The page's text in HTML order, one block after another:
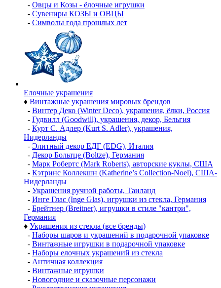
- Овцы и Козы - ёлочные игрушки
- Сувениры КОЗЫ и ОВЦЫ
- Символы года прошлых лет
Елочные украшения
♦ Винтажные украшения мировых брендов
- Винтер Деко (Winter Deco), украшения, ёлки, Россия
- Гудвилл (Goodwill), украшения, декор, Бельгия
- Курт С. Адлер (Kurt S. Adler), украшения,
Нидерланды
- Элитный декор ЕДГ (EDG), Италия
- Декор Больтце (Boltze), Германия
- Марк Робертс (Mark Roberts), авторские куклы, США
- Кэтринс Коллекшн (Katherine’s Collection-Noel), США-
Нидерланды
- Украшения ручной работы, Таиланд
- Инге Глас (Inge Glas), игрушки из стекла, Германия
- Брейтнер (Breitner), игрушки в стиле "кантри",
Германия
♦ Украшения из стекла (все бренды)
- Наборы шаров и украшений в подарочной упаковке
- Винтажные игрушки в подарочной упаковке
- Наборы елочных украшений из стекла
- Античная коллекция
- Винтажные игрушки
- Новогодние и сказочные персонажи